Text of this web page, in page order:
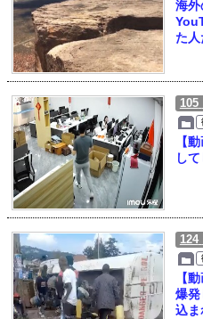
海外
た人
105
【
し
124
【
爆発
込ま